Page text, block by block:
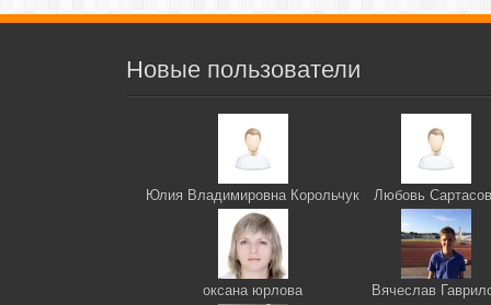
Новые пользователи
Юлия Владимировна Корольчук Любовь
оксана юрлова Вячеслав